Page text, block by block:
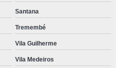
Santana
Tremembé
Vila Guilherme
Vila Medeiros